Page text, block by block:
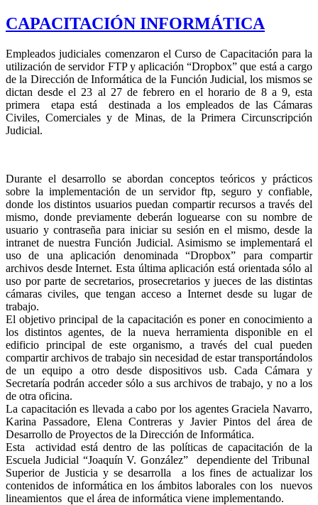
CAPACITACIÓN INFORMÁTICA
Empleados judiciales comenzaron el Curso de Capacitación para la
utilización de servidor FTP y aplicación “Dropbox” que está a cargo
de la Dirección de Informática de la Función Judicial, los mismos se
dictan desde el 23 al 27 de febrero en el horario de 8 a 9, esta
primera etapa está destinada a los empleados de las Cámaras
Civiles, Comerciales y de Minas, de la Primera Circunscripción
Judicial.
Durante el desarrollo se abordan conceptos teóricos y prácticos
sobre la implementación de un servidor ftp, seguro y confiable,
donde los distintos usuarios puedan compartir recursos a través del
mismo, donde previamente deberán loguearse con su nombre de
usuario y contraseña para iniciar su sesión en el mismo, desde la
intranet de nuestra Función Judicial. Asimismo se implementará el
uso de una aplicación denominada “Dropbox” para compartir
archivos desde Internet. Esta última aplicación está orientada sólo al
uso por parte de secretarios, prosecretarios y jueces de las distintas
cámaras civiles, que tengan acceso a Internet desde su lugar de
trabajo.
El objetivo principal de la capacitación es poner en conocimiento a
los distintos agentes, de la nueva herramienta disponible en el
edificio principal de este organismo, a través del cual pueden
compartir archivos de trabajo sin necesidad de estar transportándolos
de un equipo a otro desde dispositivos usb. Cada Cámara y
Secretaría podrán acceder sólo a sus archivos de trabajo, y no a los
de otra oficina.
La capacitación es llevada a cabo por los agentes Graciela Navarro,
Karina Passadore, Elena Contreras y Javier Pintos del área de
Desarrollo de Proyectos de la Dirección de Informática.
Esta actividad está dentro de las políticas de capacitación de la
Escuela Judicial “Joaquín V. González” dependiente del Tribunal
Superior de Justicia y se desarrolla a los fines de actualizar los
contenidos de informática en los ámbitos laborales con los nuevos
lineamientos que el área de informática viene implementando.